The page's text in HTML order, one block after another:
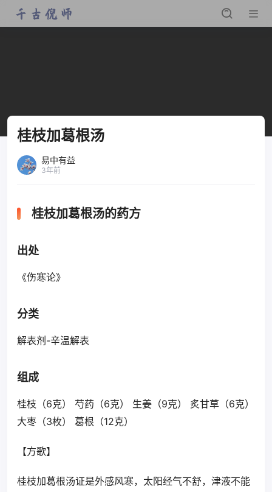
桂枝加葛根汤
易中有益
3年前
桂枝加葛根汤的药方
出处
《伤寒论》
分类
解表剂-辛温解表
组成
桂枝（6克） 芍药（6克） 生姜（9克） 炙甘草（6克）
大枣（3枚） 葛根（12克）
【方歌】
桂枝加葛根汤证是外感风寒，太阳经气不舒，津液不能